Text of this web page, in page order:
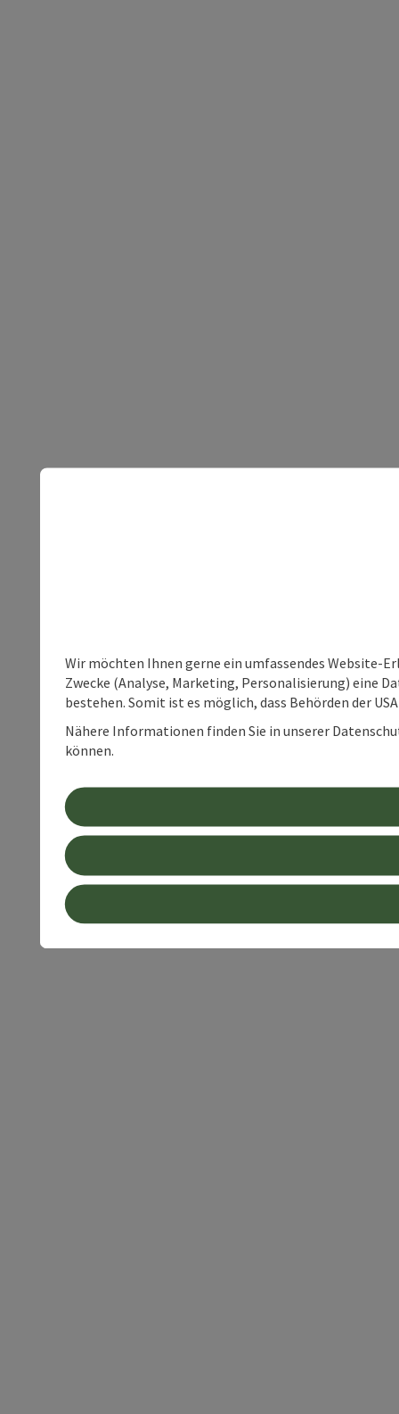
Wir möchten Ihnen gerne ein umfassendes Website-
Zwecke (Analyse, Marketing, Personalisierung) eine
bestehen. Somit ist es möglich, dass Behörden der
Nähere Informationen finden Sie in unserer
können.